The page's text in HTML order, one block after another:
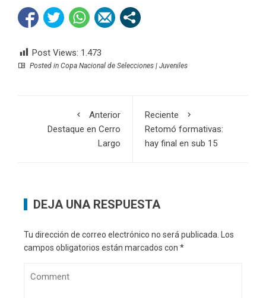
Post Views: 1.473
Posted in Copa Nacional de Selecciones | Juveniles
Anterior
Destaque en Cerro
Largo
Reciente
Retomó formativas:
hay final en sub 15
DEJA UNA RESPUESTA
Tu dirección de correo electrónico no será publicada.
Los
campos obligatorios están marcados con *